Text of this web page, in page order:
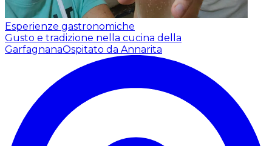
Esperienze gastronomiche
Gusto e tradizione nella cucina della
GarfagnanaOspitato da Annarita